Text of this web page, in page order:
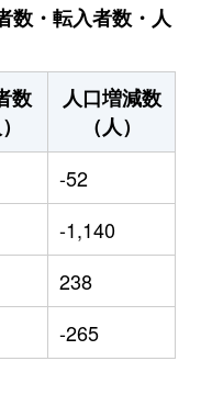
数・転入者数・人
数
人口増減数
（人）
-52
-1,140
238
-265